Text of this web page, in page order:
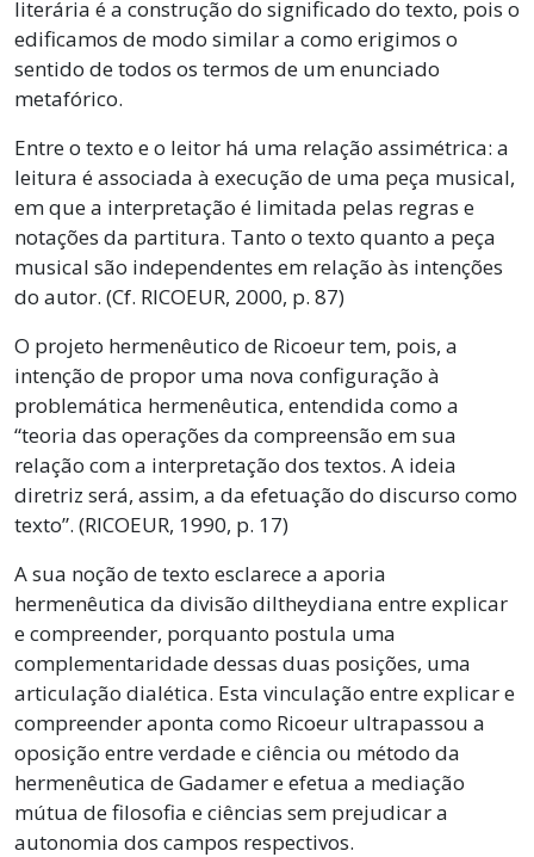
literária é a construção do significado do texto, pois o
edificamos de modo similar a como erigimos o
sentido de todos os termos de um enunciado
metafórico.
Entre o texto e o leitor há uma relação assimétrica: a
leitura é associada à execução de uma peça musical,
em que a interpretação é limitada pelas regras e
notações da partitura. Tanto o texto quanto a peça
musical são independentes em relação às intenções
do autor. (Cf. RICOEUR, 2000, p. 87)
O projeto hermenêutico de Ricoeur tem, pois, a
intenção de propor uma nova configuração à
problemática hermenêutica, entendida como a
“teoria das operações da compreensão em sua
relação com a interpretação dos textos. A ideia
diretriz será, assim, a da efetuação do discurso como
texto”. (RICOEUR, 1990, p. 17)
A sua noção de texto esclarece a aporia
hermenêutica da divisão diltheydiana entre explicar
e compreender, porquanto postula uma
complementaridade dessas duas posições, uma
articulação dialética. Esta vinculação entre explicar e
compreender aponta como Ricoeur ultrapassou a
oposição entre verdade e ciência ou método da
hermenêutica de Gadamer e efetua a mediação
mútua de filosofia e ciências sem prejudicar a
autonomia dos campos respectivos.